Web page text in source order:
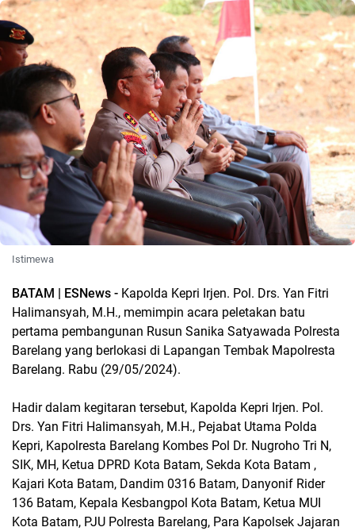
Istimewa
BATAM | ESNews - Kapolda Kepri Irjen. Pol. Drs. Yan Fitri
Halimansyah, M.H., memimpin acara peletakan batu
pertama pembangunan Rusun Sanika Satyawada Polresta
Barelang yang berlokasi di Lapangan Tembak Mapolresta
Barelang. Rabu (29/05/2024).
Hadir dalam kegitaran tersebut, Kapolda Kepri Irjen. Pol.
Drs. Yan Fitri Halimansyah, M.H., Pejabat Utama Polda
Kepri, Kapolresta Barelang Kombes Pol Dr. Nugroho Tri N,
SIK, MH, Ketua DPRD Kota Batam, Sekda Kota Batam ,
Kajari Kota Batam, Dandim 0316 Batam, Danyonif Rider
136 Batam, Kepala Kesbangpol Kota Batam, Ketua MUI
Kota Batam, PJU Polresta Barelang, Para Kapolsek Jajaran